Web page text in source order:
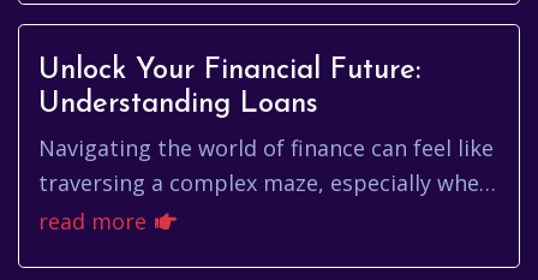
Unlock Your Financial Future:
Understanding Loans
Navigating the world of finance can feel like
traversing a complex maze, especially when
you encounter terms like 'loan'. For many,
read more